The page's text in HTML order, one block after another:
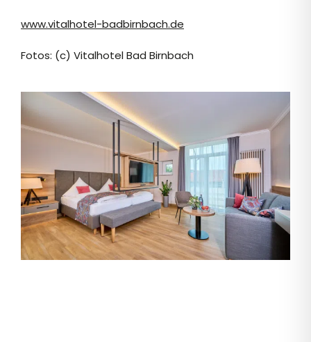
www.vitalhotel-badbirnbach.de
Fotos: (c) Vitalhotel Bad Birnbach